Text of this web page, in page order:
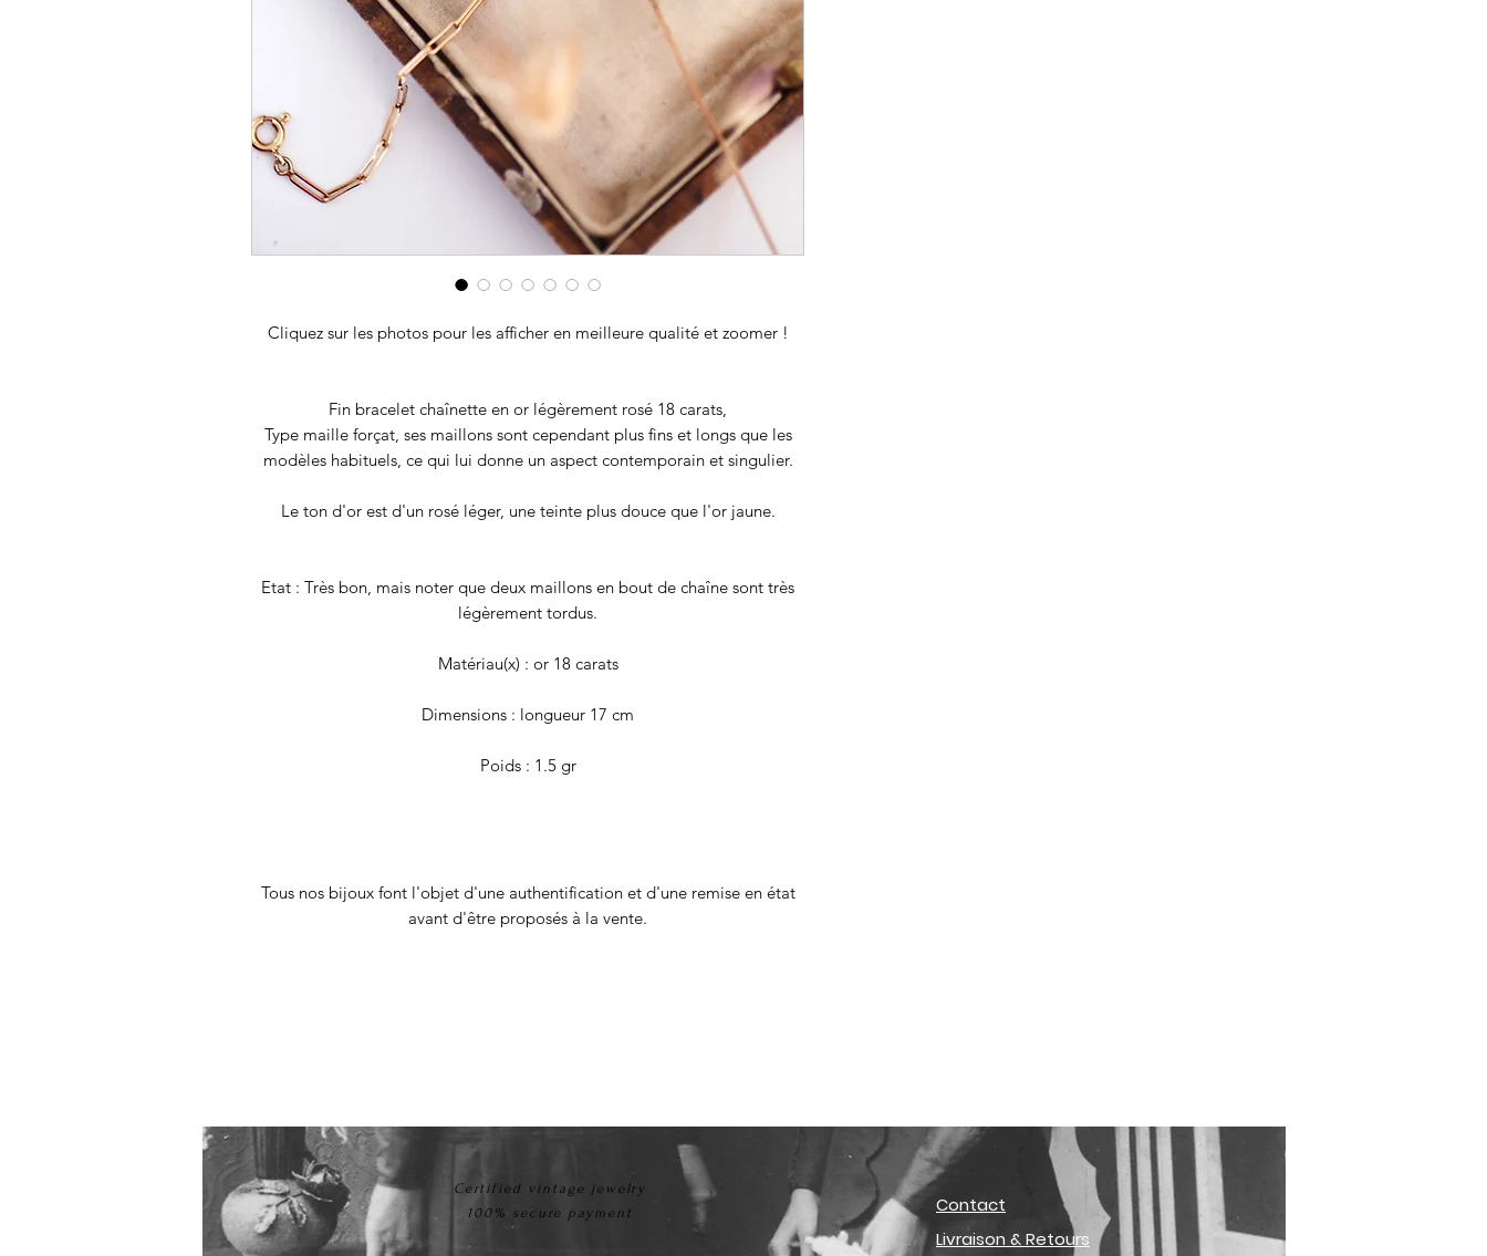
Cliquez sur les photos pour les afficher en meilleure qualité et zoomer !
Fin bracelet chaînette en or légèrement rosé 18 carats,
Type maille forçat, ses maillons sont cependant plus fins et longs que les
modèles habituels, ce qui lui donne un aspect contemporain et singulier.
Le ton d'or est d'un rosé léger, une teinte plus douce que l'or jaune.
Etat : Très bon, mais noter que deux maillons en bout de chaîne sont très
légèrement tordus.
Matériau(x) : or 18 carats
Dimensions : longueur 17 cm
Poids : 1.5 gr
Tous nos bijoux font l'objet d'une authentification et d'une remise en état
avant d'être proposés à la vente.
Certified vintage jewelry
100% secure payment
Contact
Livraison & Retours